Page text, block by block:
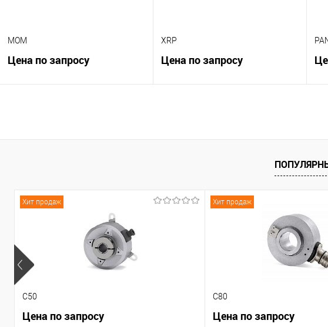
MOM
Цена по запросу
XRP
Цена по запросу
Хит продаж
C50
Цена по запросу
Хит продаж
C80
Цена по запросу